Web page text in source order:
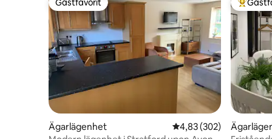
Gästfavorit
Gästfavorit
Ägarlägenhet 4,83 av 5 i
4,83 (302)
Populär